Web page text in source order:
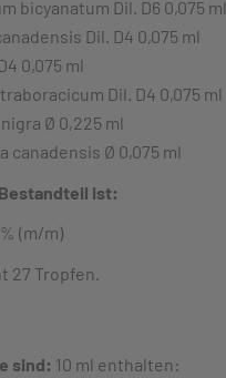
bicyanatum Dil. D6 0,075 ml
Dil. D4 0,075 ml
0,075 ml
Dil. D4 0,075 ml
Ø 0,225 ml
canadensis Ø 0,075 ml
ist:
(m/m)
27 Tropfen.
sind: 10 ml enthalten: